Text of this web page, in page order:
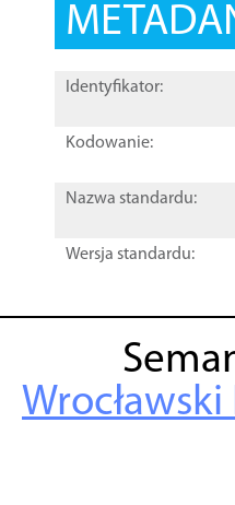
Identyfikator:
Kodowanie:
Nazwa standardu:
Wersja standardu: